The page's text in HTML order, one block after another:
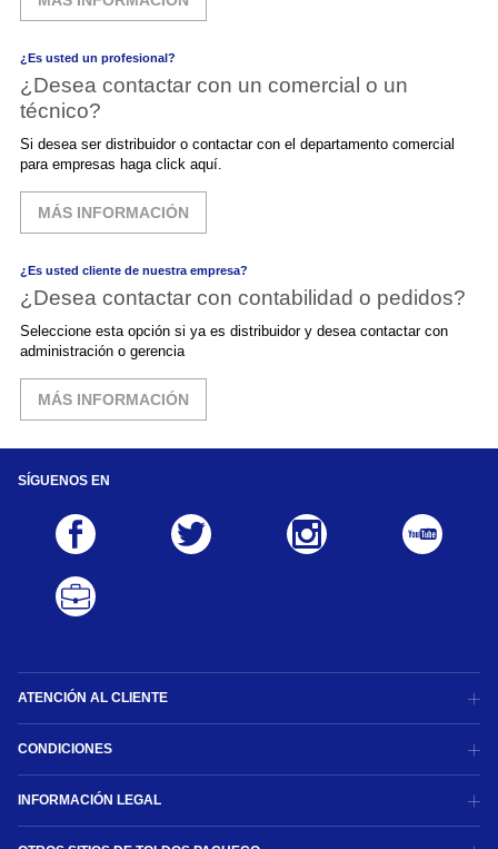
¿Es usted un profesional?
¿Desea contactar con un comercial o un
técnico?
Si desea ser distribuidor o contactar con el departamento comercial
para empresas haga click aquí.
MÁS INFORMACIÓN
¿Es usted cliente de nuestra empresa?
¿Desea contactar con contabilidad o pedidos?
Seleccione esta opción si ya es distribuidor y desea contactar con
administración o gerencia
MÁS INFORMACIÓN
SÍGUENOS EN
ATENCIÓN AL CLIENTE
CONDICIONES
INFORMACIÓN LEGAL